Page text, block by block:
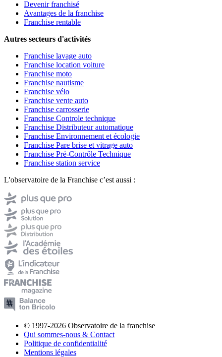
Devenir franchisé
Avantages de la franchise
Franchise rentable
Autres secteurs d'activités
Franchise lavage auto
Franchise location voiture
Franchise moto
Franchise nautisme
Franchise vélo
Franchise vente auto
Franchise carrosserie
Franchise Controle technique
Franchise Distributeur automatique
Franchise Environnement et écologie
Franchise Pare brise et vitrage auto
Franchise Pré-Contrôle Technique
Franchise station service
L'observatoire de la Franchise c’est aussi :
© 1997-2026 Observatoire de la franchise
Qui sommes-nous & Contact
Politique de confidentialité
Mentions légales